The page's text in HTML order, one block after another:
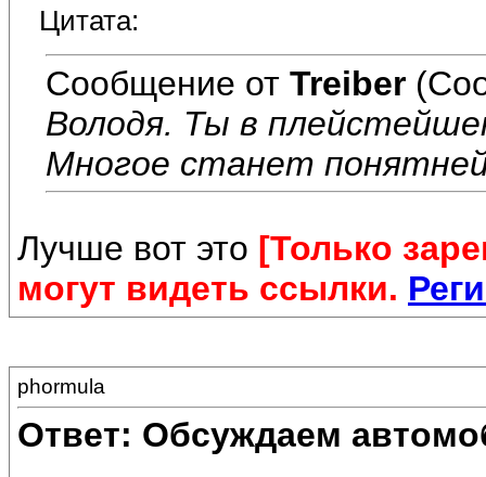
Цитата:
Сообщение от Treiber
Володя. Ты в
Многое станет
Лучше вот это [Только
могут видеть ссылки.
phormula
Ответ: Обсуждаем